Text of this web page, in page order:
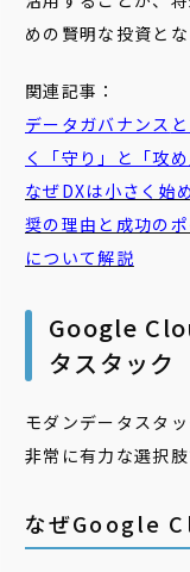
めの賢明な投資とな
関連記事：
データガバナンス
く「守り」と「攻
なぜDXは小さく始
奨の理由と成功の
について解説
Google
タスタック
モダンデータスタ
非常に有力な選択肢
なぜGoogle